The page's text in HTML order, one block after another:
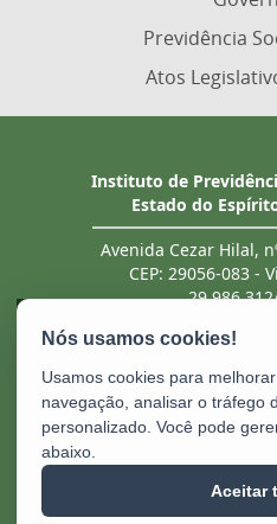
Previdência
Atos
Instituto de
Estado do
Avenida Cezar Hilal,
CEP: 29056-083 -
de telefones fixo e
presencial deve ser
E-mail:
Usamos cookies para
navegação, analisar o tráfego
personalizado. Você pode
abaixo.
Aceitar